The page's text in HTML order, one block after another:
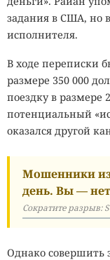
задания в США, но
исполнителя.
В ходе переписки
размере 350 000
поездку в размере
потенциальный
оказался другой
Мошенники
день. Вы —
Сократите разрыв:
Однако совершить